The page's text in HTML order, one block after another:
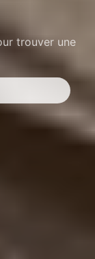
trouver une